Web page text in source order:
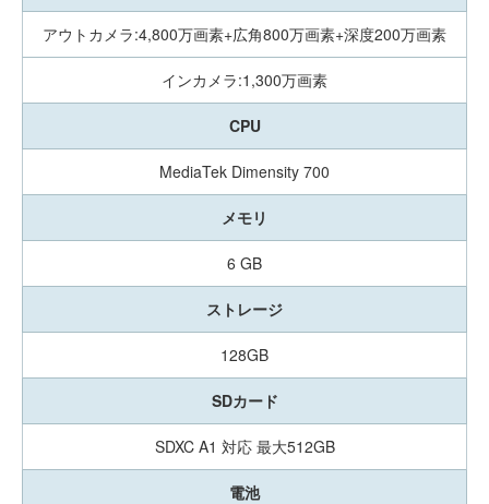
アウトカメラ:4,800万画素+広角800万画素+深度200万画素
インカメラ:1,300万画素
CPU
MediaTek Dimensity 700
メモリ
6 GB
ストレージ
128GB
SDカード
SDXC A1 対応 最大512GB
電池